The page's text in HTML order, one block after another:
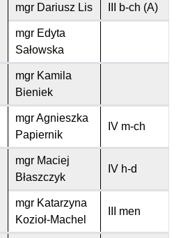
mgr Dariusz Lis III b-ch (A)
mgr Edyta
Sałowska
mgr Kamila
Bieniek
mgr Agnieszka
Papiernik
IV m-ch
mgr Maciej
Błaszczyk
IV h-d
mgr Katarzyna
Kozioł-Machel
III men